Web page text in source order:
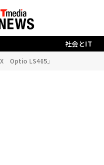
社会とIT
Optio LS465」